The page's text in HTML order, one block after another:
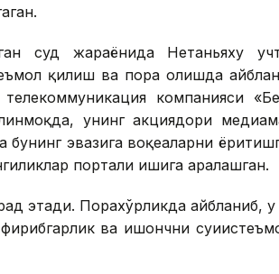
суд жараёнида Нетаньяху
қилиш ва пора олишда
компанияси
унинг акциядори
бунинг эвазига воқеаларни
портали ишига аралашган.
этади. Порахўрликда айбланиб,
ва ишончни